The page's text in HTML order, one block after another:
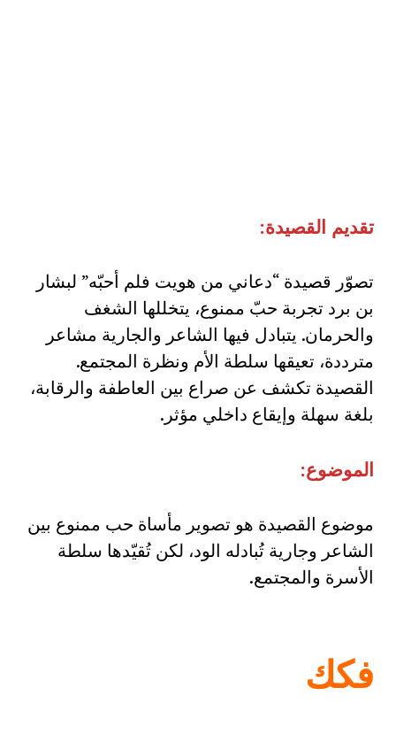
تقديم القصيدة:
تصوّر قصيدة “دعاني من هويت فلم أحبّه” لبشار
بن برد تجربة حبّ ممنوع، يتخللها الشغف
والحرمان. يتبادل فيها الشاعر والجارية مشاعر
مترددة، تعيقها سلطة الأم ونظرة المجتمع.
القصيدة تكشف عن صراع بين العاطفة والرقابة،
بلغة سهلة وإيقاع داخلي مؤثر.
الموضوع:
موضوع القصيدة هو تصوير مأساة حب ممنوع بين
الشاعر وجارية تُبادله الود، لكن تُقيّدها سلطة
الأسرة والمجتمع.
فكك